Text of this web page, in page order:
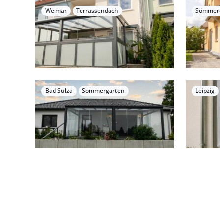
Weimar Terrassendach
Bad Sulza Sommergarten Leipzig